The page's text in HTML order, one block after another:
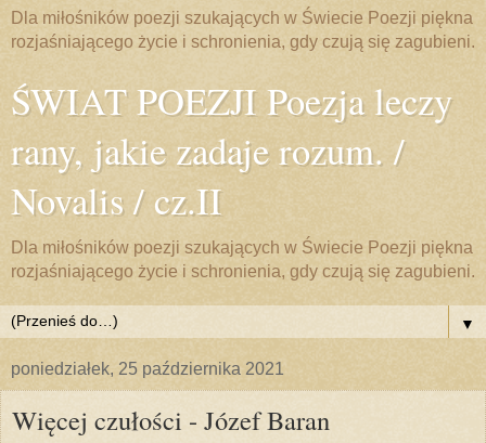
Dla miłośników poezji szukających w Świecie Poezji piękna
rozjaśniającego życie i schronienia, gdy czują się zagubieni.
ŚWIAT POEZJI Poezja leczy
rany, jakie zadaje rozum. /
Novalis / cz.II
Dla miłośników poezji szukających w Świecie Poezji piękna
rozjaśniającego życie i schronienia, gdy czują się zagubieni.
▼
poniedziałek, 25 października 2021
Więcej czułości - Józef Baran